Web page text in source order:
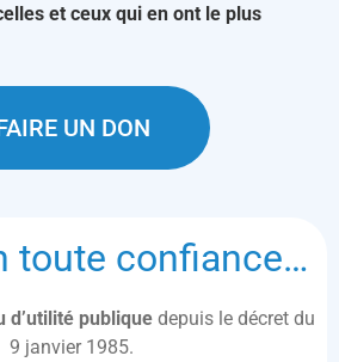
et ceux qui en ont le plus
UN DON
toute confiance…
d’utilité publique depuis le décret du
9 janvier 1985.